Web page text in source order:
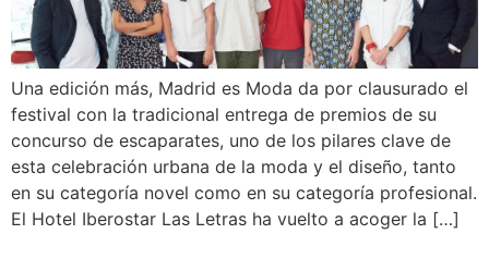
Una edición más, Madrid es Moda da por clausurado el
festival con la tradicional entrega de premios de su
concurso de escaparates, uno de los pilares clave de
esta celebración urbana de la moda y el diseño, tanto
en su categoría novel como en su categoría profesional.
El Hotel Iberostar Las Letras ha vuelto a acoger la […]